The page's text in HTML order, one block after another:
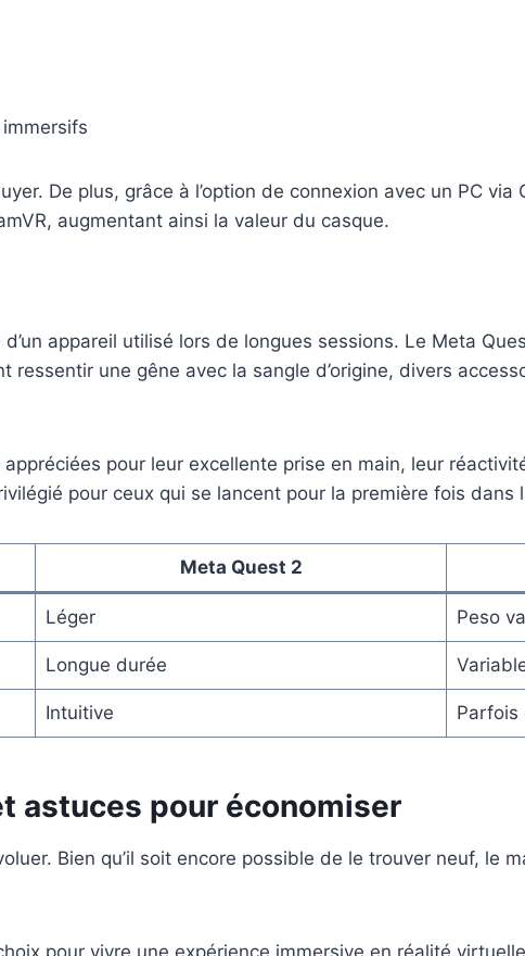
De plus, grâce à l’option de connexion avec un PC
augmentant ainsi la valeur du casque.
appareil utilisé lors de longues sessions. Le Meta
une gêne avec la sangle d’origine, divers
pour leur excellente prise en main, leur
pour ceux qui se lancent pour la première fois dans
Meta Quest 2
Léger Peso
Longue durée
Intuitive Parfois
astuces pour économiser
Bien qu’il soit encore possible de le trouver neuf, le